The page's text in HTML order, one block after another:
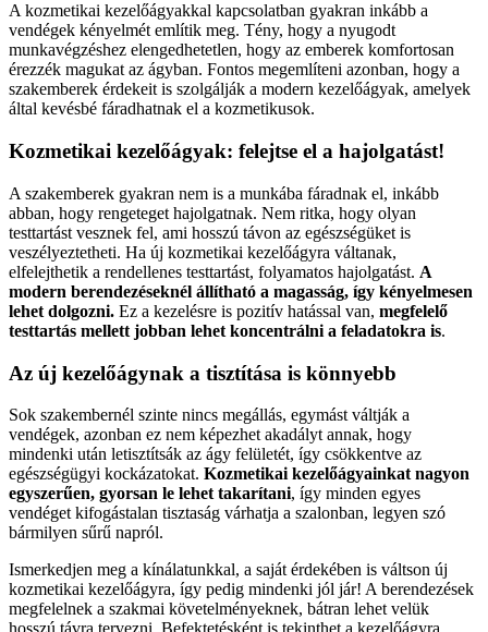
A kozmetikai kezelőágyakkal kapcsolatban gyakran inkább a
vendégek kényelmét említik meg. Tény, hogy a nyugodt
munkavégzéshez elengedhetetlen, hogy az emberek komfortosan
érezzék magukat az ágyban. Fontos megemlíteni azonban, hogy a
szakemberek érdekeit is szolgálják a modern kezelőágyak, amelyek
által kevésbé fáradhatnak el a kozmetikusok.
Kozmetikai kezelőágyak: felejtse el a hajolgatást!
A szakemberek gyakran nem is a munkába fáradnak el, inkább
abban, hogy rengeteget hajolgatnak. Nem ritka, hogy olyan
testtartást vesznek fel, ami hosszú távon az egészségüket is
veszélyeztetheti. Ha új kozmetikai kezelőágyra váltanak,
elfelejthetik a rendellenes testtartást, folyamatos hajolgatást. A
modern berendezéseknél állítható a magasság, így kényelmesen
lehet dolgozni. Ez a kezelésre is pozitív hatással van, megfelelő
testtartás mellett jobban lehet koncentrálni a feladatokra is.
Az új kezelőágynak a tisztítása is könnyebb
Sok szakembernél szinte nincs megállás, egymást váltják a
vendégek, azonban ez nem képezhet akadályt annak, hogy
mindenki után letisztítsák az ágy felületét, így csökkentve az
egészségügyi kockázatokat. Kozmetikai kezelőágyainkat nagyon
egyszerűen, gyorsan le lehet takarítani, így minden egyes
vendéget kifogástalan tisztaság várhatja a szalonban, legyen szó
bármilyen sűrű napról.
Ismerkedjen meg a kínálatunkkal, a saját érdekében is váltson új
kozmetikai kezelőágyra, így pedig mindenki jól jár! A berendezések
megfelelnek a szakmai követelményeknek, bátran lehet velük